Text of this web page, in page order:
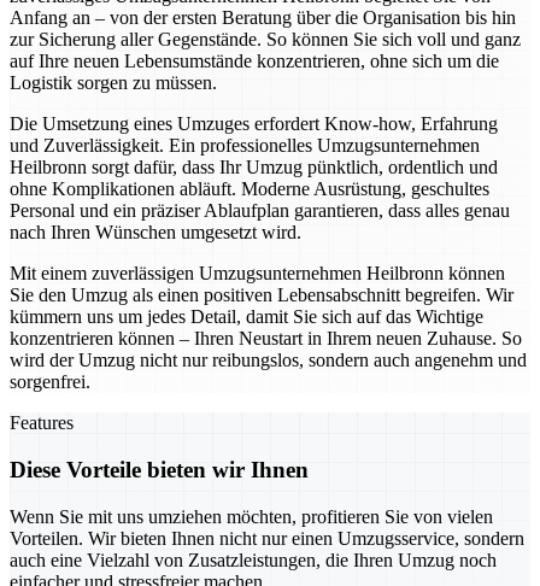
Anfang an – von der ersten Beratung über die Organisation bis hin
zur Sicherung aller Gegenstände. So können Sie sich voll und ganz
auf Ihre neuen Lebensumstände konzentrieren, ohne sich um die
Logistik sorgen zu müssen.
Die Umsetzung eines Umzuges erfordert Know-how, Erfahrung
und Zuverlässigkeit. Ein professionelles Umzugsunternehmen
Heilbronn sorgt dafür, dass Ihr Umzug pünktlich, ordentlich und
ohne Komplikationen abläuft. Moderne Ausrüstung, geschultes
Personal und ein präziser Ablaufplan garantieren, dass alles genau
nach Ihren Wünschen umgesetzt wird.
Mit einem zuverlässigen Umzugsunternehmen Heilbronn können
Sie den Umzug als einen positiven Lebensabschnitt begreifen. Wir
kümmern uns um jedes Detail, damit Sie sich auf das Wichtige
konzentrieren können – Ihren Neustart in Ihrem neuen Zuhause. So
wird der Umzug nicht nur reibungslos, sondern auch angenehm und
sorgenfrei.
Features
Diese Vorteile bieten wir Ihnen
Wenn Sie mit uns umziehen möchten, profitieren Sie von vielen
Vorteilen. Wir bieten Ihnen nicht nur einen Umzugsservice, sondern
auch eine Vielzahl von Zusatzleistungen, die Ihren Umzug noch
einfacher und stressfreier machen.